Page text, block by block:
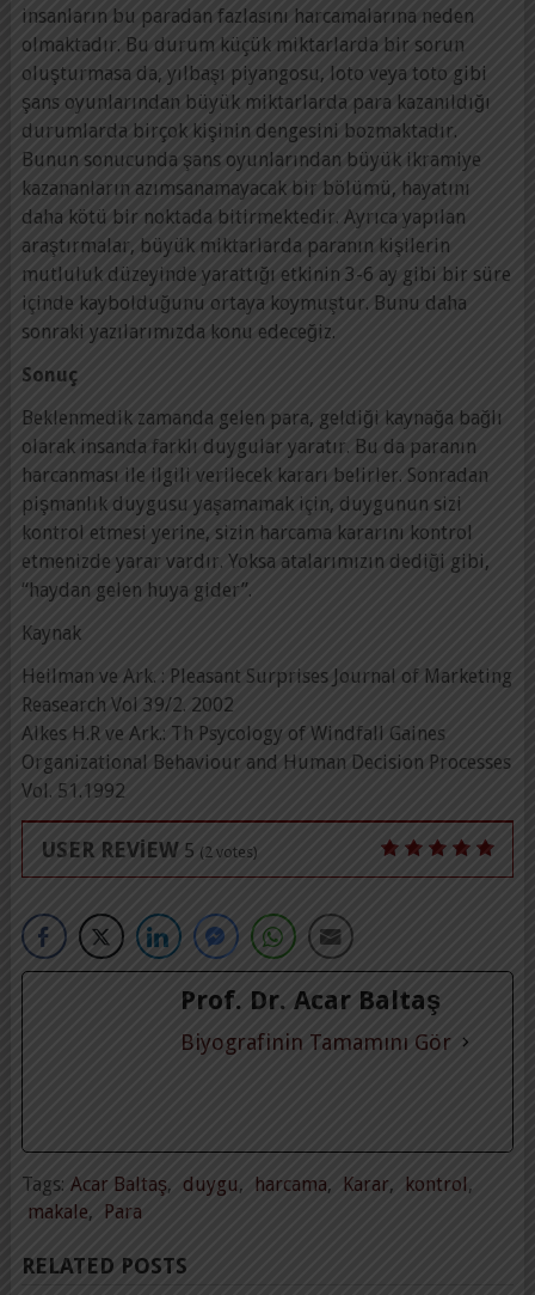
insanların bu paradan fazlasını harcamalarına neden
olmaktadır. Bu durum küçük miktarlarda bir sorun
oluşturmasa da, yılbaşı piyangosu, loto veya toto gibi
şans oyunlarından büyük miktarlarda para kazanıldığı
durumlarda birçok kişinin dengesini bozmaktadır.
Bunun sonucunda şans oyunlarından büyük ikramiye
kazananların azımsanamayacak bir bölümü, hayatını
daha kötü bir noktada bitirmektedir. Ayrıca yapılan
araştırmalar, büyük miktarlarda paranın kişilerin
mutluluk düzeyinde yarattığı etkinin 3-6 ay gibi bir süre
içinde kaybolduğunu ortaya koymuştur. Bunu daha
sonraki yazılarımızda konu edeceğiz.
Sonuç
Beklenmedik zamanda gelen para, geldiği kaynağa bağlı
olarak insanda farklı duygular yaratır. Bu da paranın
harcanması ile ilgili verilecek kararı belirler. Sonradan
pişmanlık duygusu yaşamamak için, duygunun sizi
kontrol etmesi yerine, sizin harcama kararını kontrol
etmenizde yarar vardır. Yoksa atalarımızın dediği gibi,
“haydan gelen huya gider”.
Kaynak
Heilman ve Ark. : Pleasant Surprises Journal of Marketing
Reasearch Vol 39/2. 2002
Alkes H.R ve Ark.: Th Psycology of Windfall Gaines
Organizational Behaviour and Human Decision Processes
Vol. 51.1992
USER REVIEW 5 ( 2 votes)
Prof. Dr. Acar Baltaş
Biyografinin Tamamını Gör
Tags: Acar Baltaş, duygu, harcama, Karar, kontrol,
makale, Para
RELATED POSTS